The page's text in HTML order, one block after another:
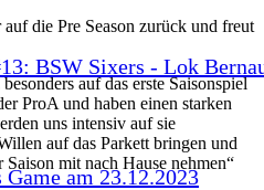
BSW Sixers - Lok
am 23.12.2023
die Pre Season zurück und freut
auf das erste Saisonspiel
ProA und haben einen starken
uns intensiv auf sie
auf das Parkett bringen und
mit nach Hause nehmen“